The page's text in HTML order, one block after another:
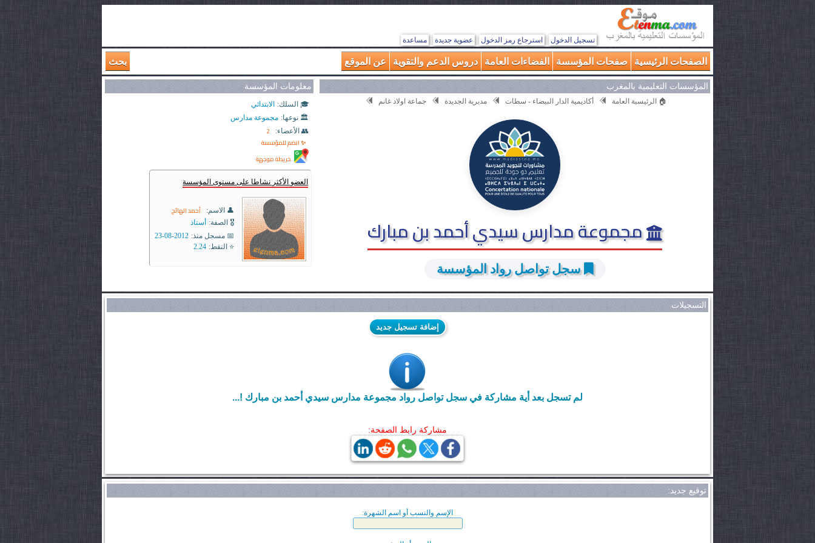
تسجيل الدخول استرجاع رمز الدخول عضوية جديدة مساعدة
الصفحات الرئيسية صفحات المؤسسة الفضاءات العامة دروس الدعم والتقوية عن الموقع بحث
المؤسسات التعليمية بالمغرب
🏠 الرئيسية العامة أكاديمية الدار البيضاء - سطات مديرية الجديدة جماعة اولاد غانم
مجموعة مدارس سيدي أحمد بن مبارك
سجل تواصل رواد المؤسسة
معلومات المؤسسة
🎓 السلك: الابتدائي
🏛️ نوعها: مجموعة مدارس
👥 الأعضاء:
2
✨ انضم للمؤسسة
خريطة موجهة
العضو الأكثر نشاطا على مستوى المؤسسة
👤 الاسم: أحمد الهائج
🎖️ الصفة: أستاذ
📅 مسجل منذ: 2012-08-23
⭐ النقط: 2.24
التسجيلات
إضافة تسجيل جديد
لم تسجل بعد أية مشاركة في سجل تواصل رواد مجموعة مدارس سيدي أحمد بن مبارك !...
مشاركة رابط الصفحة:
توقيع جديد:
الإسم والنسب أو اسم الشهرة: